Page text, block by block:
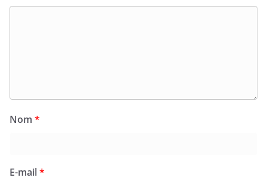
Nom *
E-mail*